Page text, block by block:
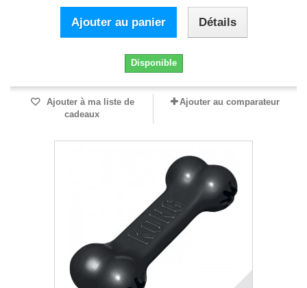
Ajouter au panier Détails
Disponible
Ajouter à ma liste de
cadeaux
Ajouter au comparateur